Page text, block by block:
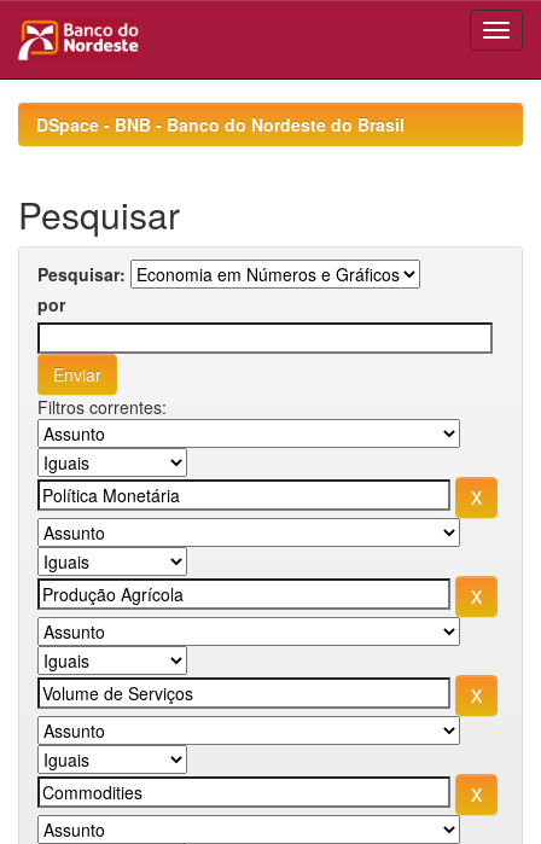
navigationDSpace - BNB - Banco do Nordeste do Brasil
Pesquisar
Pesquisar:
por
Filtros correntes: